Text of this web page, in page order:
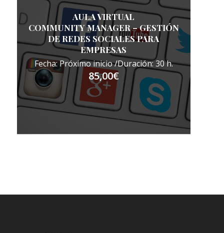
AULA VIRTUAL
COMMUNITY MANAGER – GESTIÓN
DE REDES SOCIALES PARA
EMPRESAS
Fecha: Próximo inicio /Duración: 30 h.
85,00€